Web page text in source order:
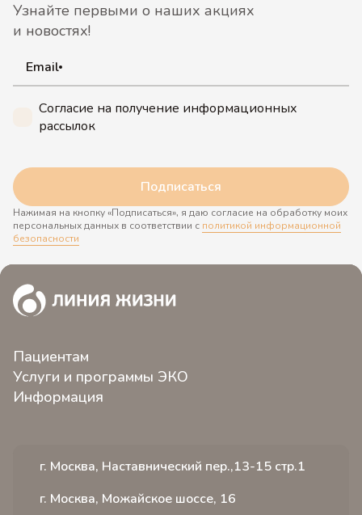
Узнайте первыми о наших акциях
и новостях!
Email
Согласие на получение информационных
рассылок
Подписаться
Нажимая на кнопку «Подписаться», я даю согласие на обработку моих
персональных данных в соответствии с политикой информационной
безопасности
Пациентам
О клинике
Контакты
Отзывы
Вопрос ответ
Услуги и программы ЭКО
ЭКО 2.0
Стоимость
Специалисты
Информация
Видео
Словарь терминов
г. Москва, Наставнический пер.,13-15 стр.1
г. Москва, Можайское шоссе, 16